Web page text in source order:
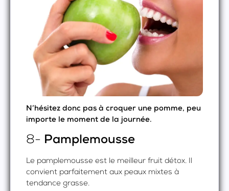
N’hésitez donc pas à croquer une pomme, peu
importe le moment de la journée.
8- Pamplemousse
Le pamplemousse est le meilleur fruit détox. Il
convient parfaitement aux peaux mixtes à
tendance grasse.